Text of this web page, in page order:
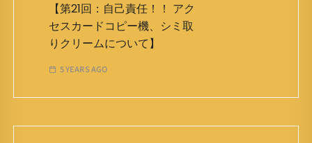
【第21回：自己責任！！ アク
セスカードコピー機、シミ取
りクリームについて】
5 YEARS AGO